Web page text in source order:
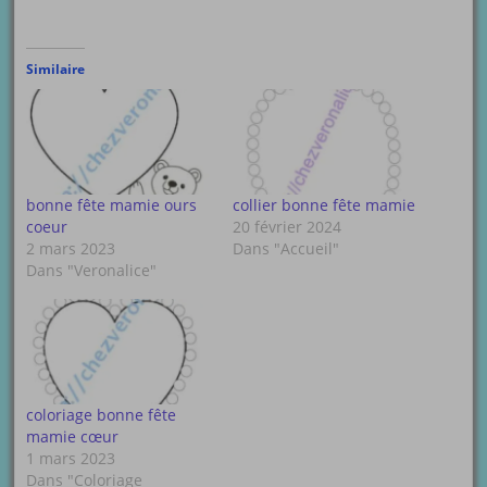
Similaire
bonne fête mamie ours
coeur
2 mars 2023
Dans "Veronalice"
collier bonne fête mamie
20 février 2024
Dans "Accueil"
coloriage bonne fête
mamie cœur
1 mars 2023
Dans "Coloriage